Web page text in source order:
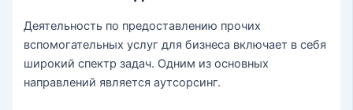
Деятельность по предоставлению прочих
вспомогательных услуг для бизнеса включает в себя
широкий спектр задач. Одним из основных
направлений является аутсорсинг.